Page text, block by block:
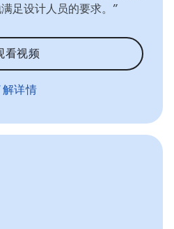
足设计人员的要求。”
看视频
解详情